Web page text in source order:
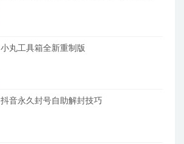
小丸工具箱全新重制版
抖音永久封号自助解封技巧